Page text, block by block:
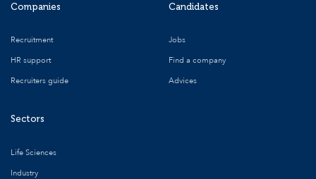
Companies
Recruitment
HR support
Recruiters guide
Sectors
Life Sciences
Industry
Candidates
Jobs
Find a company
Advices